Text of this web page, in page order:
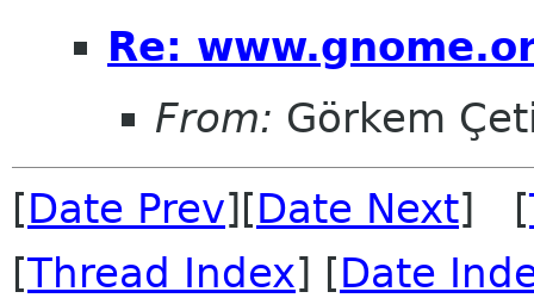
Re:
From: Görkem
[Date Prev][Date Next] [
[Thread Index] [Date